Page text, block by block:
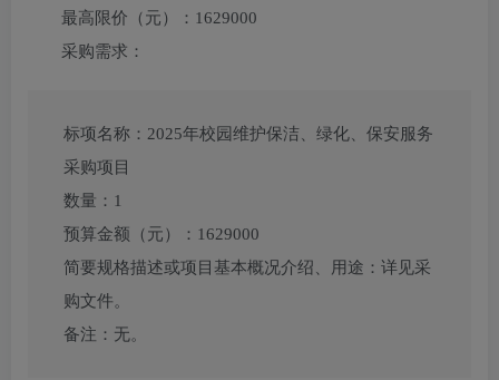
最高限价（元）： 1629000
采购需求：
标项名称： 2025年校园维护保洁、绿化、保安服务
采购项目
数量： 1
预算金额（元）： 1629000
简要规格描述或项目基本概况介绍、用途： 详见采
购文件。
备注： 无。